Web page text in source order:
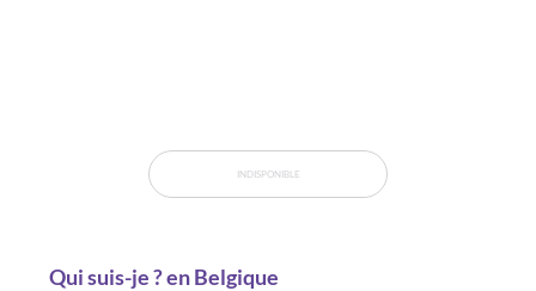
INDISPONIBLE
Qui suis-je ? en Belgique